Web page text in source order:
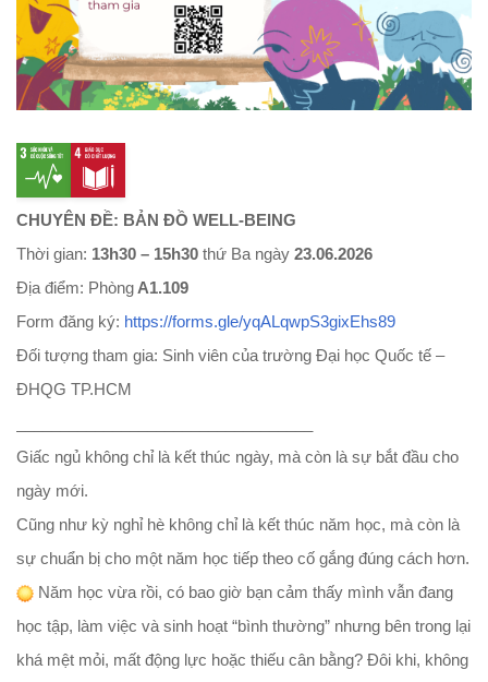
CHUYÊN ĐỀ: BẢN ĐỒ WELL-BEING
Thời gian: 13h30 – 15h30 thứ Ba ngày 23.06.2026
Địa điểm: Phòng A1.109
Form đăng ký: https://forms.gle/yqALqwpS3gixEhs89
Đối tượng tham gia: Sinh viên của trường Đại học Quốc tế –
ĐHQG TP.HCM
Giấc ngủ không chỉ là kết thúc ngày, mà còn là sự bắt đầu cho
ngày mới.
Cũng như kỳ nghỉ hè không chỉ là kết thúc năm học, mà còn là
sự chuẩn bị cho một năm học tiếp theo cố gắng đúng cách hơn.
Năm học vừa rồi, có bao giờ bạn cảm thấy mình vẫn đang
học tập, làm việc và sinh hoạt “bình thường” nhưng bên trong lại
khá mệt mỏi, mất động lực hoặc thiếu cân bằng? Đôi khi, không